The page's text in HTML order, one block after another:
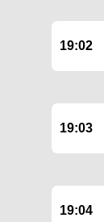
19:02
19:03
19:04